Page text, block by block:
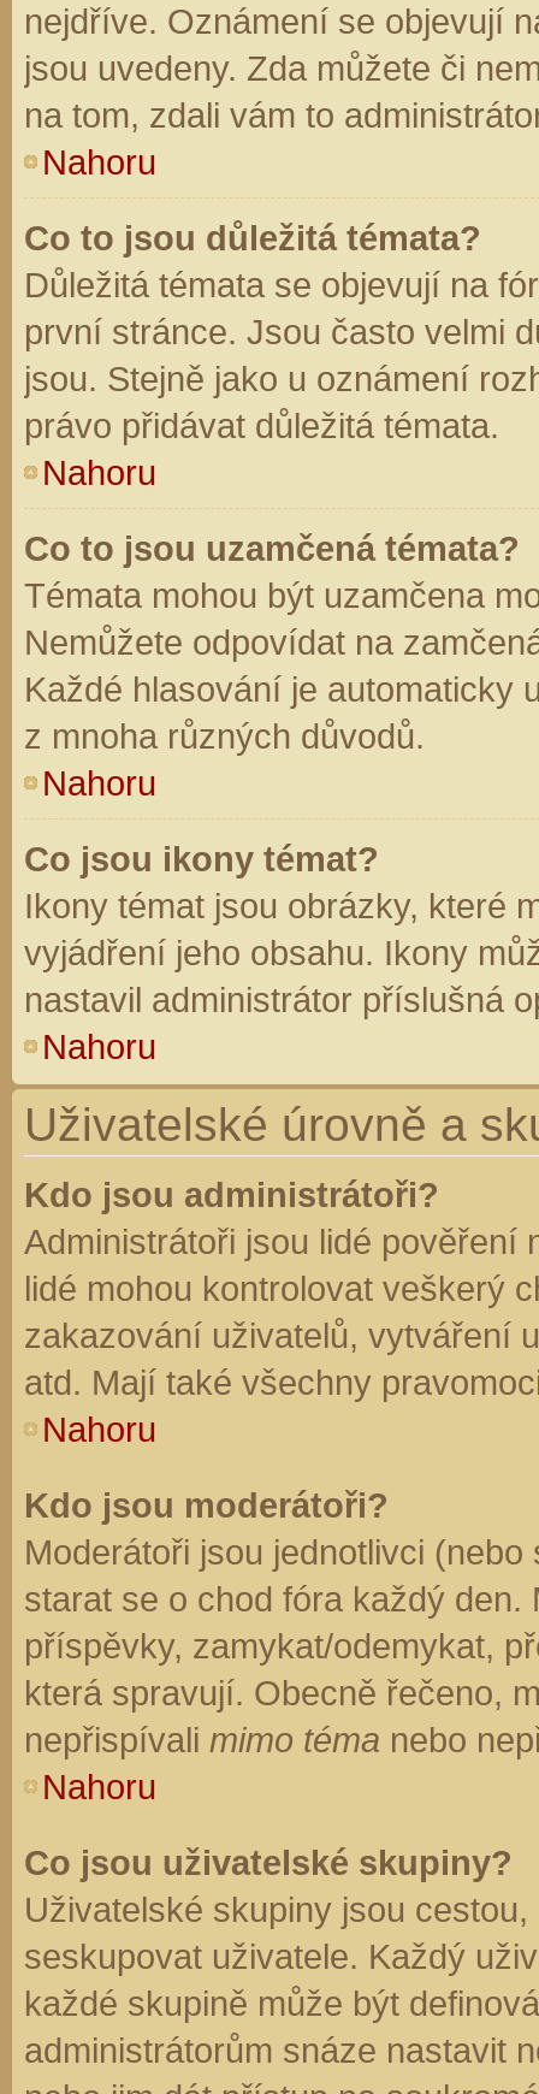
nejdříve. Oznámení se objevují
jsou uvedeny. Zda můžete či
na tom, zdali vám to
Nahoru
Co to jsou důležitá témata?
Důležitá témata se objevují na
první stránce. Jsou často velmi
jsou. Stejně jako u oznámení
právo přidávat důležitá témata.
Nahoru
Co to jsou uzamčená témata?
Témata mohou být uzamčena
Nemůžete odpovídat na
Každé hlasování je automaticky
z mnoha různých důvodů.
Nahoru
Co jsou ikony témat?
Ikony témat jsou obrázky, které
vyjádření jeho obsahu. Ikony
nastavil administrátor příslušná
Nahoru
Uživatelské úrovně a
Kdo jsou administrátoři?
Administrátoři jsou lidé pověření
lidé mohou kontrolovat veškerý
zakazování uživatelů, vytváření
atd. Mají také všechny
Nahoru
Kdo jsou moderátoři?
Moderátoři jsou jednotlivci
starat se o chod fóra každý
příspěvky, zamykat/odemykat,
která spravují. Obecně řečeno,
nepřispívali mimo téma nebo
Nahoru
Co jsou uživatelské skupiny?
Uživatelské skupiny jsou
seskupovat uživatele. Každý
každé skupině může být
administrátorům snáze nastavit